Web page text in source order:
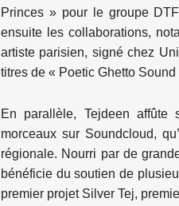
Princes » pour le groupe
ensuite les collaborations,
artiste parisien, signé chez
titres de « Poetic Ghetto Sound
En parallèle, Tejdeen
morceaux sur Soundcloud,
régionale. Nourri par de
bénéficie du soutien de
premier projet Silver Tej,